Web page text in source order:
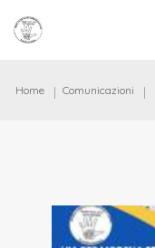
Home Comunicazioni